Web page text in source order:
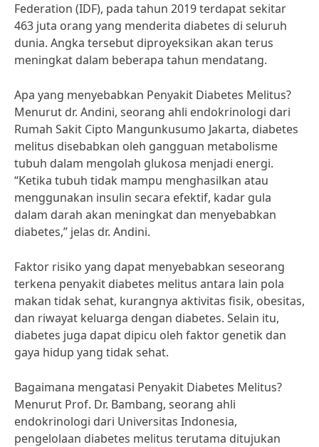
Federation (IDF), pada tahun 2019 terdapat sekitar
463 juta orang yang menderita diabetes di seluruh
dunia. Angka tersebut diproyeksikan akan terus
meningkat dalam beberapa tahun mendatang.
Apa yang menyebabkan Penyakit Diabetes Melitus?
Menurut dr. Andini, seorang ahli endokrinologi dari
Rumah Sakit Cipto Mangunkusumo Jakarta, diabetes
melitus disebabkan oleh gangguan metabolisme
tubuh dalam mengolah glukosa menjadi energi.
“Ketika tubuh tidak mampu menghasilkan atau
menggunakan insulin secara efektif, kadar gula
dalam darah akan meningkat dan menyebabkan
diabetes,” jelas dr. Andini.
Faktor risiko yang dapat menyebabkan seseorang
terkena penyakit diabetes melitus antara lain pola
makan tidak sehat, kurangnya aktivitas fisik, obesitas,
dan riwayat keluarga dengan diabetes. Selain itu,
diabetes juga dapat dipicu oleh faktor genetik dan
gaya hidup yang tidak sehat.
Bagaimana mengatasi Penyakit Diabetes Melitus?
Menurut Prof. Dr. Bambang, seorang ahli
endokrinologi dari Universitas Indonesia,
pengelolaan diabetes melitus terutama ditujukan